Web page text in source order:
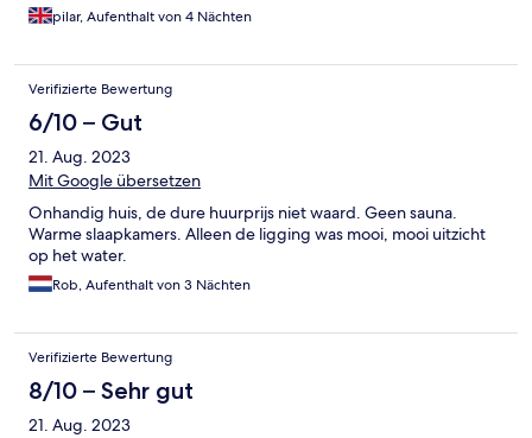
pilar, Aufenthalt von 4 Nächten
Verifizierte Bewertung
6/10 – Gut
21. Aug. 2023
Mit Google übersetzen
Onhandig huis, de dure huurprijs niet waard. Geen sauna.
Warme slaapkamers. Alleen de ligging was mooi, mooi uitzicht
op het water.
Rob, Aufenthalt von 3 Nächten
Verifizierte Bewertung
8/10 – Sehr gut
21. Aug. 2023